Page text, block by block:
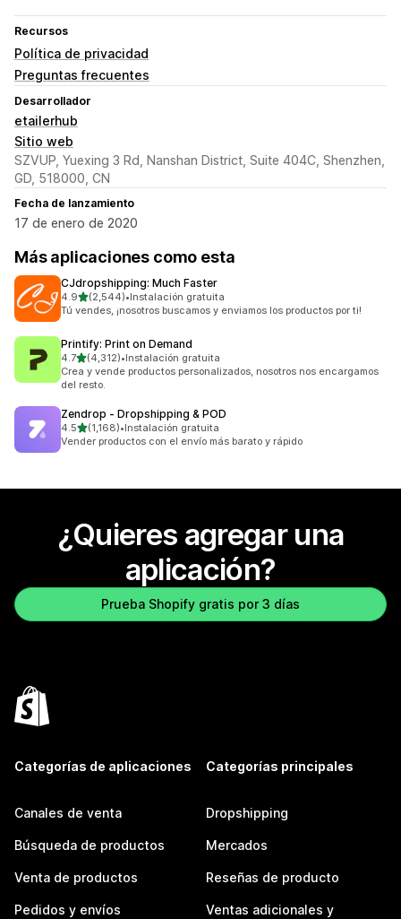
Recursos
Política de privacidad
Preguntas frecuentes
Desarrollador
etailerhub
Sitio web
SZVUP, Yuexing 3 Rd, Nanshan District, Suite 404C, Shenzhen,
GD, 518000, CN
Fecha de lanzamiento
17 de enero de 2020
Más aplicaciones como esta
CJdropshipping: Much Faster
4.9de 5 estrellas
(2,544)
2544 reseñas en total
•Instalación gratuita
Tú vendes, ¡nosotros buscamos y enviamos los productos por ti!
Printify: Print on Demand
4.7de 5 estrellas
(4,312)
4312 reseñas en total
•Instalación gratuita
Crea y vende productos personalizados, nosotros nos encargamos
del resto.
Zendrop ‑ Dropshipping & POD
4.5de 5 estrellas
(1,168)
1168 reseñas en total
•Instalación gratuita
Vender productos con el envío más barato y rápido
¿Quieres agregar una
aplicación?
Prueba Shopify gratis por 3 días
Categorías de aplicaciones
Canales de venta
Búsqueda de productos
Venta de productos
Pedidos y envíos
Categorías principales
Dropshipping
Mercados
Reseñas de producto
Ventas adicionales y